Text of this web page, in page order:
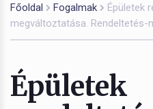
Főoldal Fogalmak
Épületek
megváltoztatása. Rendeltetés-
Épületek